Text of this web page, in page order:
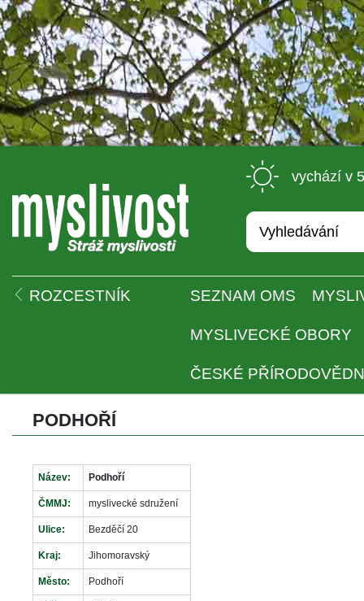
vychází v
ROZCESTNÍK SEZNAM OMS
MYSLIVECKÉ OBORY
ČESKÉ
PODHOŘÍ
Název: Podhoří
ČMMJ: myslivecké sdružení
Ulice: Bezděčí 20
Kraj: Jihomoravský
Město: Podhoří